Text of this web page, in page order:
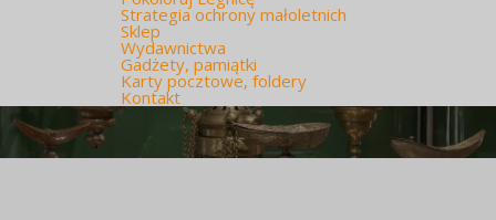
Strategia ochrony małoletnich
Sklep
Wydawnictwa
Gadżety, pamiątki
Karty pocztowe, foldery
Kontakt